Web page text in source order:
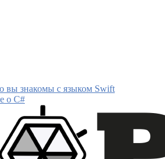
вы знакомы с языком Swift
о C#